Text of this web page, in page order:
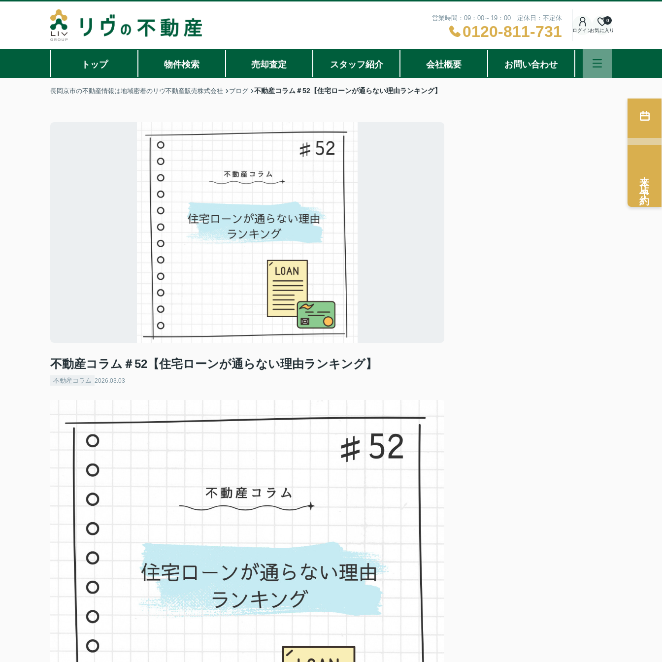
営業時間：09：00～19：00 定休日：不定休
0120-811-731 ログインお気に入り
0
トップ 物件検索 売却査定 スタッフ紹介 会社概要 お問い合わせ
長岡京市の不動産情報は地域密着のリヴ不動産販売株式会社 ブログ 不動産コラム＃52【住宅ローンが通らない理由ランキング】
不動産コラム＃52【住宅ローンが通らない理由ランキング】
不動産コラム 2026.03.03
来店予約